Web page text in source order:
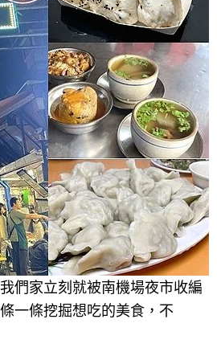
們家立刻就被南機場夜市收編
一條挖掘想吃的美食，不